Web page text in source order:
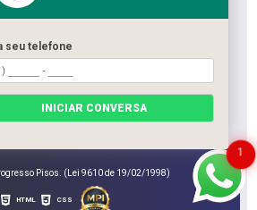
QUEM SOMOS
SERVIÇOS
CATEGORIAS
Pisos. (Lei 9610 de 19/02/1998)
HTML CSS
1
seu telefone
INICIAR CONVERSA